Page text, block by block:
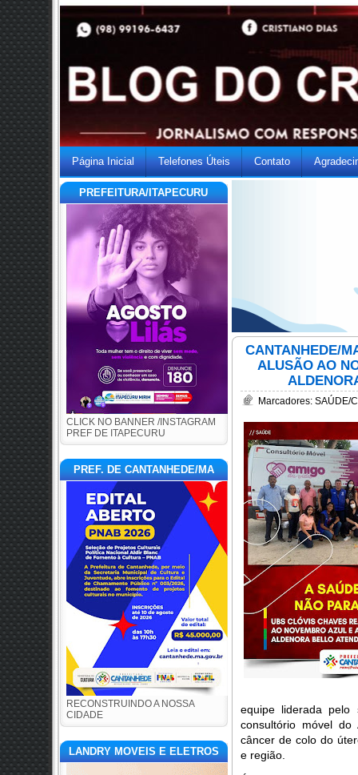
Página Inicial Telefones Úteis Contato
PREFEITURA/ITAPECURU
CLICK NO BANNER /INSTAGRAM
PREF DE ITAPECURU
PREF. DE CANTANHEDE/MA
RECONSTRUINDO A NOSSA
CIDADE
LANDRY MOVEIS E ELETROS
CANTANHEDE/
ALUSÃO AO
Marcadores: SAÚDE/
equipe liderada pelo
consultório móvel do
câncer de colo do
e região.